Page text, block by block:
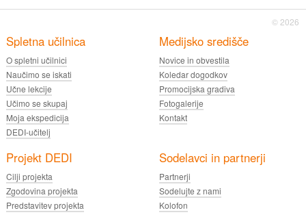
© 2026
Spletna učilnica
O spletni učilnici
Naučimo se iskati
Učne lekcije
Učimo se skupaj
Moja ekspedicija
DEDI-učitelj
Medijsko središče
Novice in obvestila
Koledar dogodkov
Promocijska gradiva
Fotogalerije
Kontakt
Projekt DEDI
Cilji projekta
Zgodovina projekta
Predstavitev projekta
Sodelavci in partnerji
Partnerji
Sodelujte z nami
Kolofon